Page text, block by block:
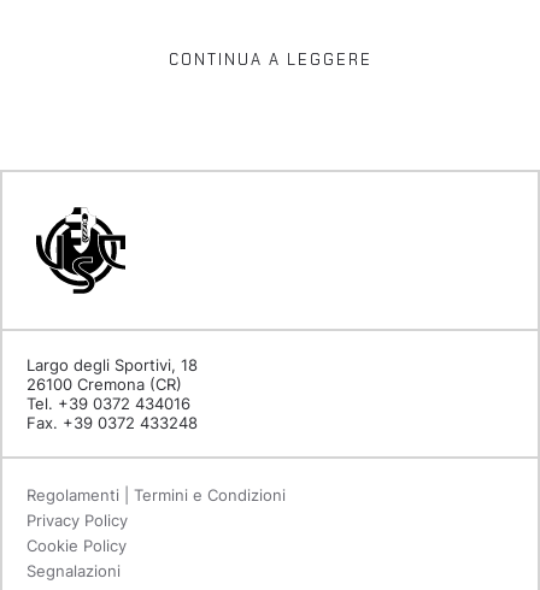
CONTINUA A LEGGERE
Largo degli Sportivi, 18
26100 Cremona (CR)
Tel. +39 0372 434016
Fax. +39 0372 433248
Regolamenti | Termini e Condizioni
Privacy Policy
Cookie Policy
Segnalazioni